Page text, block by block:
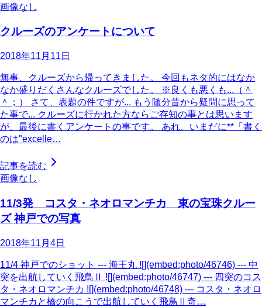
画像なし
クルーズのアンケートについて
2018年11月11日
無事、クルーズから帰ってきました。 今回もネタ的にはなか
なか盛りだくさんなクルーズでした。 ※良くも悪くも...（＾
＾；） さて、表題の件ですが... もう随分昔から疑問に思って
た事で... クルーズに行かれた方ならご存知の事とは思います
が、最後に書くアンケートの事です。 あれ、いまだに**「書く
のは"excelle…
記事を読む
画像なし
11/3発 コスタ・ネオロマンチカ 東の宝珠クルー
ズ 神戸での写真
2018年11月4日
11/4 神戸でのショット --- 海王丸 ![](embed:photo/46746) --- 中
突を出航していく飛鳥Ⅱ ![](embed:photo/46747) --- 四突のコス
タ・ネオロマンチカ ![](embed:photo/46748) --- コスタ・ネオロ
マンチカと橋の向こうで出航していく飛鳥Ⅱ奇…